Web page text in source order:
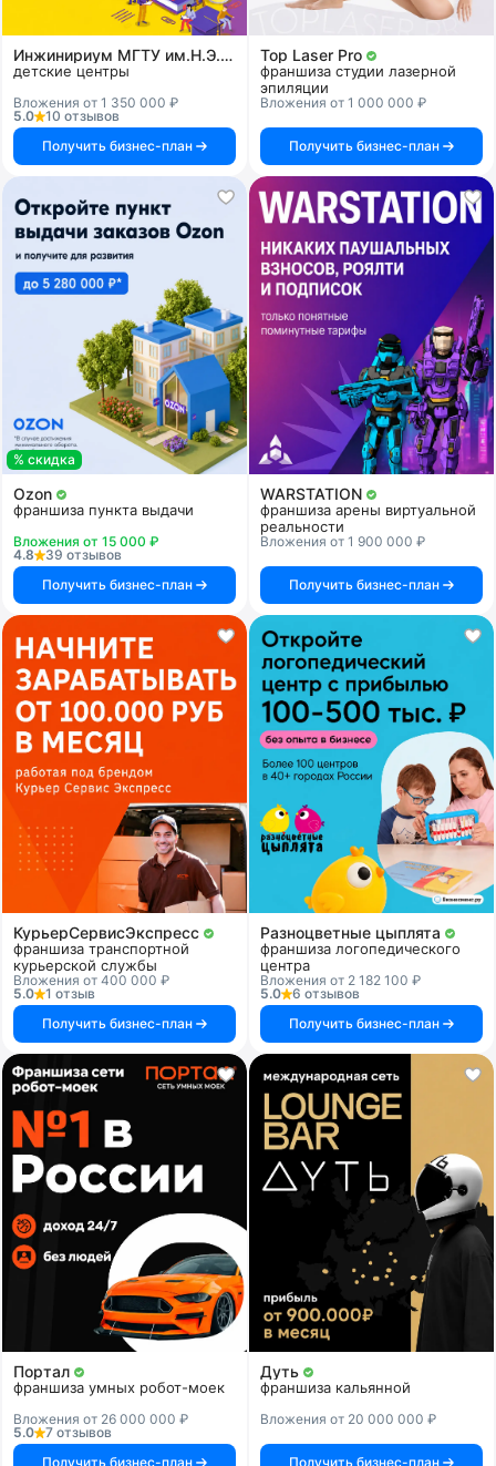
Инжинириум МГТУ им.Н.Э.Баумана
детские центры
Вложения от 1 350 000 ₽
5.0
10 отзывов
Получить бизнес-план
Top Laser Pro
франшиза студии лазерной
эпиляции
Вложения от 1 000 000 ₽
Получить бизнес-план
% скидка
Ozon
франшиза пункта выдачи
Вложения от 15 000 ₽
4.8
39 отзывов
Получить бизнес-план
WARSTATION
франшиза арены виртуальной
реальности
Вложения от 1 900 000 ₽
Получить бизнес-план
КурьерСервисЭкспресс
франшиза транспортной
курьерской службы
Вложения от 400 000 ₽
5.0
1 отзыв
Получить бизнес-план
Разноцветные цыплята
франшиза логопедического
центра
Вложения от 2 182 100 ₽
5.0
6 отзывов
Получить бизнес-план
Портал
франшиза умных робот-моек
Вложения от 26 000 000 ₽
5.0
7 отзывов
Получить бизнес-план
Дуть
франшиза кальянной
Вложения от 20 000 000 ₽
Получить бизнес-план